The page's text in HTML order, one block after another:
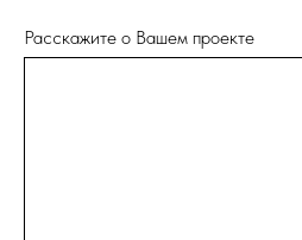
Расскажите о Вашем проекте